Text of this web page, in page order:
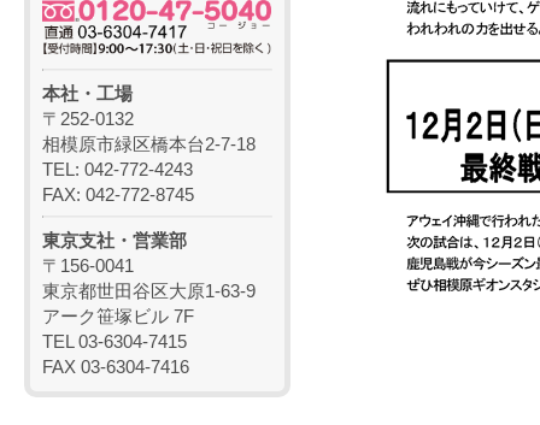
本社・工場
〒252-0132
相模原市緑区橋本台2-7-18
TEL: 042-772-4243
FAX: 042-772-8745
東京支社・営業部
〒156-0041
東京都世田谷区大原1-63-9
アーク笹塚ビル 7F
TEL 03-6304-7415
FAX 03-6304-7416